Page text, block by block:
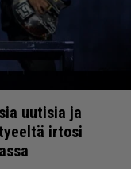
uutisia ja
irtosi